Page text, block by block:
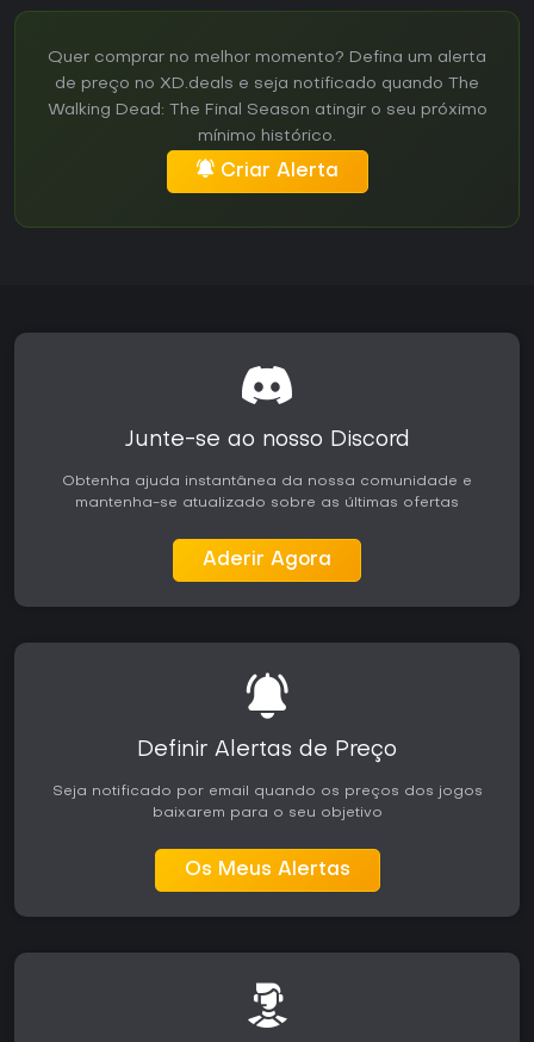
Quer comprar no melhor momento? Defina um alerta
de preço no XD.deals e seja notificado quando The
Walking Dead: The Final Season atingir o seu próximo
mínimo histórico.
Criar Alerta
Junte-se ao nosso Discord
Obtenha ajuda instantânea da nossa comunidade e
mantenha-se atualizado sobre as últimas ofertas
Aderir Agora
Definir Alertas de Preço
Seja notificado por email quando os preços dos jogos
baixarem para o seu objetivo
Os Meus Alertas